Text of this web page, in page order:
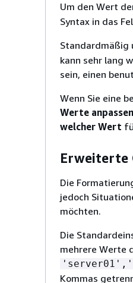
Um den Wert
Syntax in das
kann sehr lang
sein, einen
Wenn Sie eine
Werte
welcher Wert
Erweiterte
Die
jedoch
möchten.
Die
mehrere Werte
Kommas